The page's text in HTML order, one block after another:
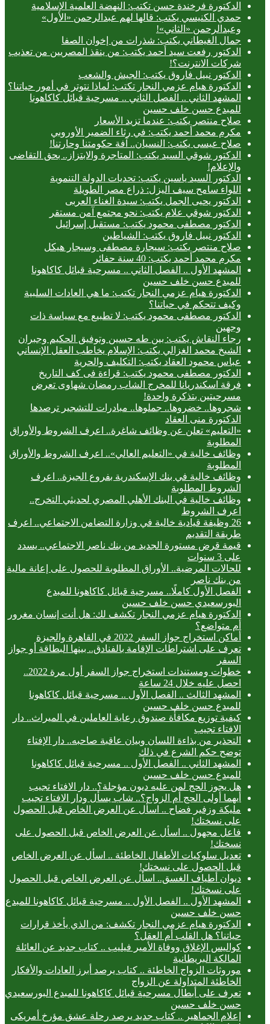
الدكتورة فرخندة حسن تكتب: النهضة العلمية الإسلامية
حمدي الكنيسي يكتب: قالها لهم عبدالرحمن «الأول»
وعبدالرحمن «الثاني»!
جمال الغيطاني يكتب: شذرات من إخوان الصفا
الدكتور رفعت سيد أحمد يكتب: من ينقذ المصريين من تعذيب
شركات الانترنت؟!
الدكتور نبيل فاروق يكتب: الجيش والشعب
الدكتورة هيام عزمي النجار تكتب: لماذا نتوتر في أمور حياتنا؟
المشهد الثاني .. الفصل الثاني .. مسرحية قبائل كاكاهونا
للمبدع حسن خلف حسين
صلاح منتصر يكتب: عندما تزيد الأسعار
مكرم محمد أحمد يكتب: في رثاء الضمير الأوروبي
صلاح عيسى يكتب: النسيان.. آفة حكومتنا وحارتنا!
الدكتور شوقي السيد يكتب: المتاجرة والابتزاز.. بحق التقاضى
والإعلام!
الدكتور السيد ياسين يكتب: تحديات الدولة التنموية
اللواء سامح سيف اليزل: ذراع مصر الطويلة
الدكتور يحيى الجمل يكتب: سيدة الغناء العربى
الدكتور شوقي علام يكتب: نحو مجتمع آمن مستقر
الدكتور مصطفى محمود يكتب: مستقبل إسرائيل
الدكتور نبيل فاروق يكتب: الشياطين
صلاح منتصر يكتب: سيجارة مصطفى وسيجار هيكل
مكرم محمد أحمد يكتب: 40 سنة حفائر
المشهد الأول .. الفصل الثاني .. مسرحية قبائل كاكاهونا
للمبدع حسن خلف حسين
الدكتورة هيام عزمي النجار تكتب: ما هي العادات السلبية
وكيف تتحكم في حياتنا؟
الدكتور مصطفى محمود يكتب: لا تطبيع مع سياسة ذات
وجهين
رجاء النقاش يكتب: بين طه حسين وتوفيق الحكيم وجبران
الشيخ محمد الغزالي يكتب: الإسلام يخاطب العقل الإنساني
عباس محمود العقاد يكتب: التكليف والحرية
الدكتور مصطفى محمود يكتب: قراءة فى كف التاريخ
فرقة اسكندريانا للمخرج الشاب رمضان شهاوى تعرض
مسرحيتين بتذكرة واحدة!
شجروها.. خضروها.. جملوها.. مبادرات للتشجير ترصدها
الدكتورة منى العقاد
«التعليم» تعلن عن وظائف شاغرة.. اعرف الشروط والأوراق
المطلوبة
وظائف خالية في «التعليم العالي».. اعرف الشروط والأوراق
المطلوبة
وظائف خالية في بنك الإسكندرية بفروع الجيزة.. اعرف
الشروط المطلوبة
وظائف خالية في البنك الأهلي المصري لحديثي التخرج..
اعرف الشروط
26 وظيفة قيادية خالية في وزارة التضامن الاجتماعي.. اعرف
طريقة التقديم
قيمة قرض مستورة الجديد من بنك ناصر الاجتماعي.. يسدد
على 3 سنوات
للحالات المرضية.. الأوراق المطلوبة للحصول على إعانة مالية
من بنك ناصر
الفصل الأول كاملًا.. مسرحية قبائل كاكاهونا للمبدع
البورسعيدي حسن خلف حسين
الدكتورة هيام عزمي النجار تكشف لك: هل أنت إنسان مغرور
أم متواضع؟
أماكن استخراج جواز السفر 2022 في القاهرة والجيزة
تعرف على اشتراطات الإقامة بالفنادق.. بينها البطاقة أو جواز
السفر
خطوات ومستندات استخراج جواز السفر أول مرة 2022..
احصل عليه خلال 24 ساعة
المشهد الثالث .. الفصل الأول .. مسرحية قبائل كاكاهونا
للمبدع حسن خلف حسين
كيفية توزيع مكافأة صندوق رعاية العاملين في الميراث.. دار
الافتاء تجيب
التحذير من بذاءة اللسان وبيان عاقبة صاحبه.. دار الإفتاء
توضح حكم الشرع في ذلك
المشهد الثاني .. الفصل الأول .. مسرحية قبائل كاكاهونا
للمبدع حسن خلف حسين
هل يجوز الحج لمن عليه ديون مؤجلة؟.. دار الافتاء تجيب
أيهما أولى الحج أم الزواج؟.. شاب يسأل ودار الافتاء تجيب
مليكة وزفير فضاح .. اسأل عن العرض الخاص قبل الحصول
على نسختك!
فاعل مجهول .. اسأل عن العرض الخاص قبل الحصول على
نسختك!
تعديل سلوكيات الأطفال الخاطئة .. اسأل عن العرض الخاص
قبل الحصول على نسختك!
ديوان أطياف الغسق.. اسأل عن العرض الخاص قبل الحصول
على نسختك!
المشهد الأول .. الفصل الأول .. مسرحية قبائل كاكاهونا للمبدع
حسن خلف حسين
الدكتورة هيام عزمي النجار تكشف: من الذي يأخذ قرارات
حياتنا؟ هل القلب أم العقل؟
كواليس الإغلاق ووفاة الأمير فيليب .. كتاب جديد عن العائلة
المالكة البريطانية
موروثات الزواج الخاطئة .. كتاب يرصد أبرز العادات والأفكار
الخاطئة المتداولة عن الزواج
تعرف على أبطال مسرحية قبائل كاكاهونا للمبدع البورسعيدي
حسن خلف حسين
إعلام الجماهير .. كتاب جديد يرصد رحلة عشق مؤرخ أمريكى